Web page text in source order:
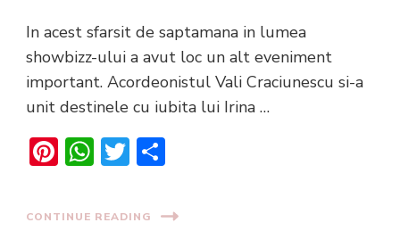
In acest sfarsit de saptamana in lumea
showbizz-ului a avut loc un alt eveniment
important. Acordeonistul Vali Craciunescu si-a
unit destinele cu iubita lui Irina …
Pinterest
WhatsApp
Twitter
CONTINUE READING